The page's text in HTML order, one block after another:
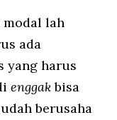
modal lah
ada
yang harus
enggakbisa
berusaha